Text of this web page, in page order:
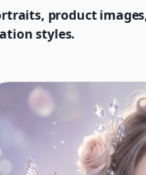
product
styles.